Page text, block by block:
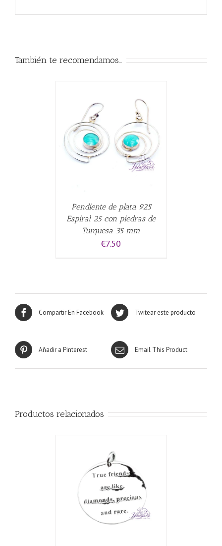
También te recomendamos…
Pendiente de plata 925
Espiral 25 con piedras de
Turquesa 35 mm
€7.50
Compartir En Facebook Twitear este producto
Añadir a Pinterest Email This Product
Productos relacionados